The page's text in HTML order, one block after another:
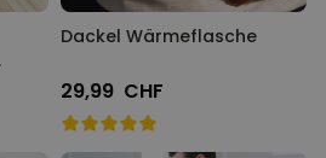
Dackel Wärmeflasche
29,99 CHF